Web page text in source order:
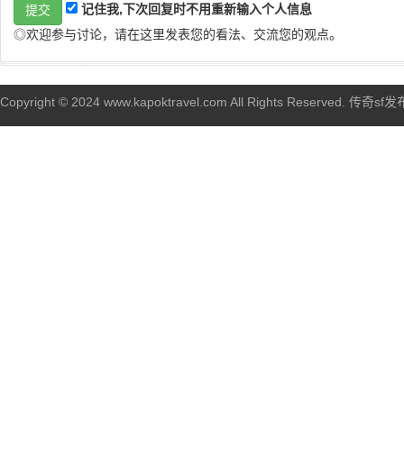
记住我,下次回复时不用重新输入个人信息
◎欢迎参与讨论，请在这里发表您的看法、交流您的观点。
Copyright © 2024 www.kapoktravel.com All Rights Reserved. 传奇sf发